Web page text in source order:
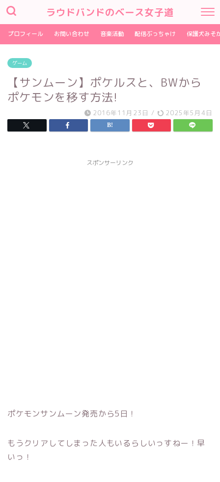
ラウドバンドのベース女子道
プロフィール お問い合わせ 音楽活動 配信ぶっちゃけ 保護犬みそ
ゲーム
【サンムーン】ポケルスと、BWから
ポケモンを移す方法!
2016年11月23日 / 2025年5月4日
スポンサーリンク
ポケモンサンムーン発売から5日！
もうクリアしてしまった人もいるらしいっすねー！早
いっ！